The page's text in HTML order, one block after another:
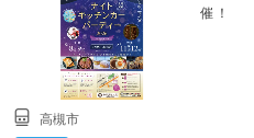
催！
高槻市